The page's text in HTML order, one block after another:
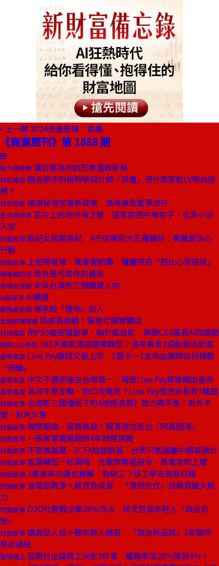
上一期 2024流量密碼 直播
《商業周刊》第 1888 期
魅力領導學 讓白髮為你的形象重啟新局
特別報導 饒舌歌手斜槓時裝設計師「菲董」憑什麼掌舵LV時尚座
標？
特別報導 南澳秘境充電新提案 漁港搶魚嘗現流仔
生活新鮮事 舌尖上的地中海之旅 這家店把中東粽子、北非小米
入菜
封面故事 胎記女孩變身記 4千店美容大王羅麗芬：美麗是決心
行動
封面故事 上班帶氣場、晚宴要制霸 羅麗芬的「芭比心穿搭術」
總編輯的話 政治是可能性的藝術
商場自慢塾 未來台灣的三個關鍵人物
AI超未來 AI調適
服務最前線 傳承給「懂你」的人
金融時報精選 陷成長挑戰！電商忙開實體店
科技風雲 用PS5遙控電動車、胸針能投影 美國CES展看AI四趨勢
商周CEO學院 365天都客滿卻選擇轉型？漢來美食2招創營收新高
產業風雲 Line Pay賺錢又要上市 1張卡＋1支熱血團隊如何轉動
「飛輪」
產業風雲 中文不通卻催生台灣第一 揭密Line Pay幕後鐵血皇帝
產業風雲 為何不學全聯、街口攻電支？Line Pay想拚成長有3難題
封面故事 台灣新三國僵局下的4道經濟題》勢力再平衡！對外不
變、對內示警
封面故事 強勢風格、弱勢執政！賴清德怎走出「阿扁困境」
封面故事 一張表掌握賴政府4年政經挑戰
封面故事 不管誰當選，ECFA效益銳減 台商只能遠離中國或融合
封面故事 能源轉型一好兩壞 光電弊案追殺令、核電攻防上膛
封面故事 3黨最有共識也難解 救缺工？移工寧去高薪日韓
封面故事 油電恐再漲＋薪資負成長 「憤怒世代」成執政龐大壓
力
封面故事 O2O社群戰法奪26％市占 柯文哲成年輕人「政治初
戀」
封面故事 講真話人設＋聽年輕人痛苦 「政治新品牌」3年變阿
根廷總統
管理線上 這間日企讓員工決定3件事 離職率從28％降到4％！